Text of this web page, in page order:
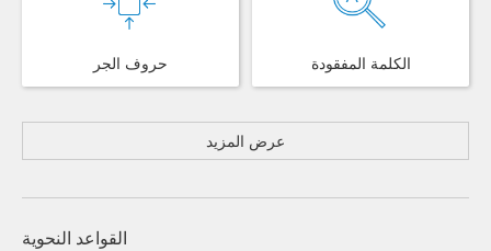
حروف الجر الكلمة المفقودة
عرض المزيد
القواعد النحوية